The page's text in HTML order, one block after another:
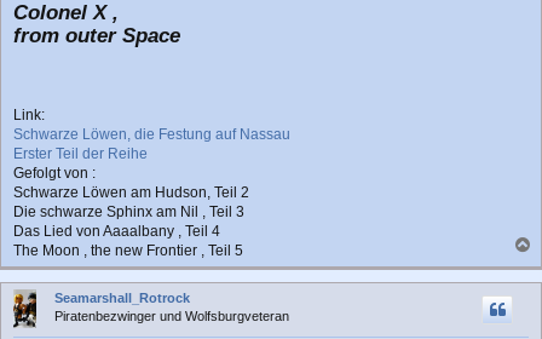
Colonel X ,
from outer Space
Link:
Schwarze Löwen, die Festung auf Nassau
Erster Teil der Reihe
Gefolgt von :
Schwarze Löwen am Hudson, Teil 2
Die schwarze Sphinx am Nil , Teil 3
Das Lied von Aaaalbany , Teil 4
The Moon , the new Frontier , Teil 5
a
c
Seamarshall_Rotrock
Piratenbezwinger und Wolfsburgveteran